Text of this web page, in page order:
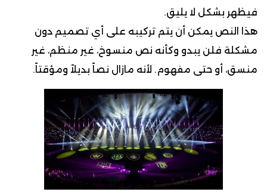
فيظهر بشكل لا يليق.
هذا النص يمكن أن يتم تركيبه على أي تصميم دون
مشكلة فلن يبدو وكأنه نص منسوخ، غير منظم، غير
منسق، أو حتى مفهوم. لأنه مازال نصاً بديلاً ومؤقتاً.